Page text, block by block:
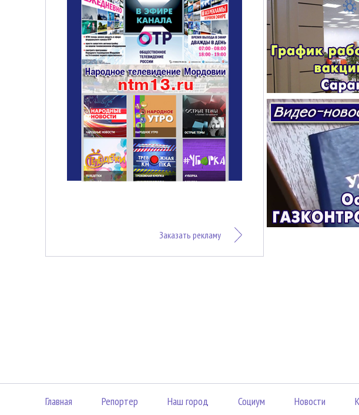
Заказать рекламу
Главная Репортер Наш город Социум Новости